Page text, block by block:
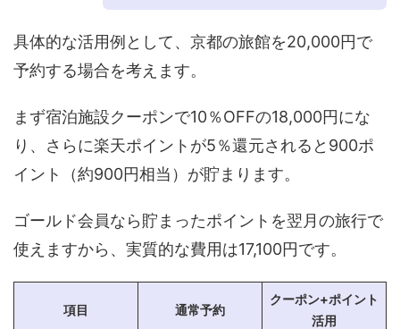
具体的な活用例として、京都の旅館を20,000円で
予約する場合を考えます。
まず宿泊施設クーポンで10％OFFの18,000円にな
り、さらに楽天ポイントが5％還元されると900ポ
イント（約900円相当）が貯まります。
ゴールド会員なら貯まったポイントを翌月の旅行で
使えますから、実質的な費用は17,100円です。
項目 通常予約
クーポン+ポイント
活用